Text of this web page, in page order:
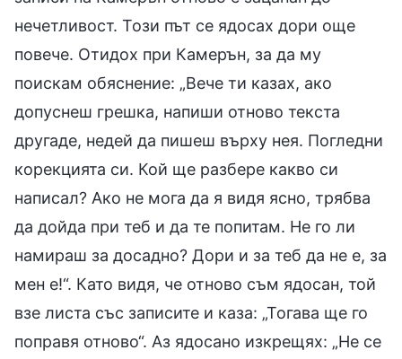
нечетливост. Този път се ядосах дори още
повече. Отидох при Камерън, за да му
поискам обяснение: „Вече ти казах, ако
допуснеш грешка, напиши отново текста
другаде, недей да пишеш върху нея. Погледни
корекцията си. Кой ще разбере какво си
написал? Ако не мога да я видя ясно, трябва
да дойда при теб и да те попитам. Не го ли
намираш за досадно? Дори и за теб да не е, за
мен е!“. Като видя, че отново съм ядосан, той
взе листа със записите и каза: „Тогава ще го
поправя отново“. Аз ядосано изкрещях: „Не се